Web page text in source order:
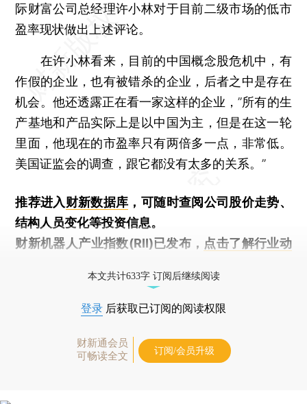
际财富公司总经理许小林对于目前二级市场的低市
盈率现状做出上述评论。
在许小林看来，目前的中国概念股危机中，有
作假的企业，也有被错杀的企业，后者之中是存在
机会。他还透露正在看一家这样的企业，”所有的生
产基地和产品实际上是以中国为主，但是在这一轮
里面，他现在的市盈率只有两倍多一点，非常低。
美国证监会的调查，跟它都没有太多的关系。”
推荐进入财新数据库 ，可随时查阅公司股价走势、
结构人员变化等投资信息。
财新机器人产业指数(RII)已发布， 点击了解行业动
本文共计633字 订阅后继续阅读
登录 后获取已订阅的阅读权限
财新通会员
可畅读全文
订阅/会员升级